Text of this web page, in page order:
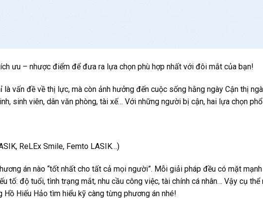
ưu – nhược điểm để đưa ra lựa chọn phù hợp nhất với đôi mắt của bạn!
là vấn đề về thị lực, mà còn ảnh hưởng đến cuộc sống hằng ngày Cận thị
sinh viên, dân văn phòng, tài xế… Với những người bị cận, hai lựa chọn
ReLEx Smile, Femto LASIK…)
án nào “tốt nhất cho tất cả mọi người”. Mỗi giải pháp đều có mặt
tố: độ tuổi, tình trạng mắt, nhu cầu công việc, tài chính cá nhân… Vậy cụ thể
Hiếu Hảo tìm hiểu kỹ càng từng phương án nhé!